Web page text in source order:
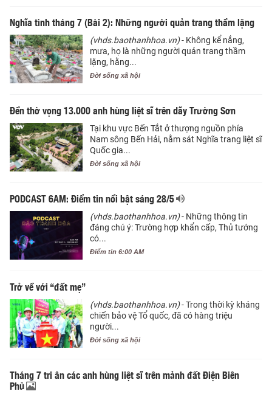
Nghĩa tình tháng 7 (Bài 2): Những người quản trang thầm lặng
(vhds.baothanhhoa.vn)- Không kể nắng,
mưa, họ là những người quản trang thầm
lặng, hằng...
Đời sống xã hội
Đền thờ vọng 13.000 anh hùng liệt sĩ trên dãy Trường Sơn
Tại khu vực Bến Tắt ở thượng nguồn phía
Nam sông Bến Hải, nằm sát Nghĩa trang liệt sĩ
Quốc gia...
Đời sống xã hội
PODCAST 6AM: Điểm tin nổi bật sáng 28/5
(vhds.baothanhhoa.vn)- Những thông tin
đáng chú ý: Trường hợp khẩn cấp, Thủ tướng
có...
Điểm tin 6:00 AM
Trở về với “đất mẹ”
(vhds.baothanhhoa.vn)- Trong thời kỳ kháng
chiến bảo vệ Tổ quốc, đã có hàng triệu
người...
Đời sống xã hội
Tháng 7 tri ân các anh hùng liệt sĩ trên mảnh đất Điện Biên
Phủ